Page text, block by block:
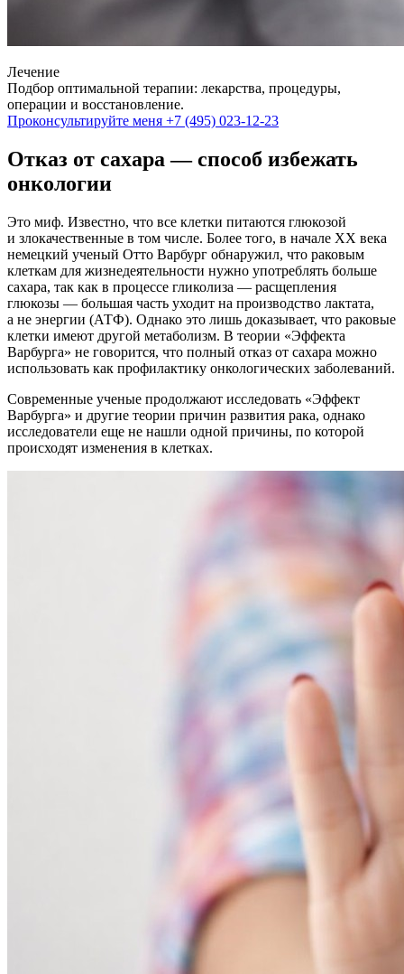
Лечение
Подбор оптимальной терапии: лекарства, процедуры,
операции и восстановление.
Проконсультируйте меня +7 (495) 023-12-23
Отказ от сахара — способ избежать
онкологии
Это миф. Известно, что все клетки питаются глюкозой
и злокачественные в том числе. Более того, в начале XX века
немецкий ученый Отто Варбург обнаружил, что раковым
клеткам для жизнедеятельности нужно употреблять больше
сахара, так как в процессе гликолиза — расщепления
глюкозы — большая часть уходит на производство лактата,
а не энергии (АТФ). Однако это лишь доказывает, что раковые
клетки имеют другой метаболизм. В теории «Эффекта
Варбурга» не говорится, что полный отказ от сахара можно
использовать как профилактику онкологических заболеваний.
Современные ученые продолжают исследовать «Эффект
Варбурга» и другие теории причин развития рака, однако
исследователи еще не нашли одной причины, по которой
происходят изменения в клетках.